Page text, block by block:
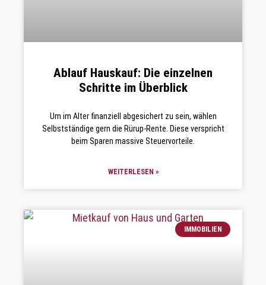
Ablauf Hauskauf: Die einzelnen
Schritte im Überblick
Um im Alter finanziell abgesichert zu sein, wählen
Selbstständige gern die Rürup-Rente. Diese verspricht
beim Sparen massive Steuervorteile.
WEITERLESEN »
IMMOBILIEN